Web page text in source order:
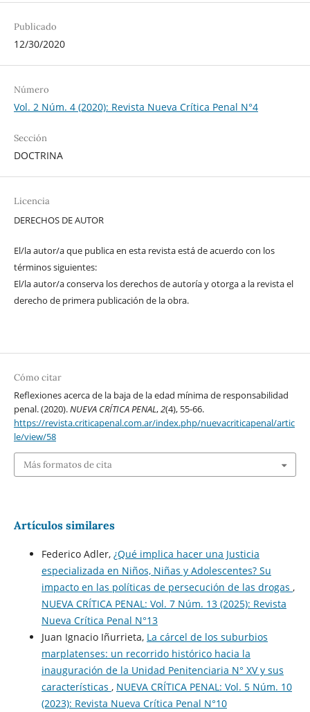
Publicado
12/30/2020
Número
Vol. 2 Núm. 4 (2020): Revista Nueva Crítica Penal N°4
Sección
DOCTRINA
Licencia
DERECHOS DE AUTOR
El/la autor/a que publica en esta revista está de acuerdo con los
términos siguientes:
El/la autor/a conserva los derechos de autoría y otorga a la revista el
derecho de primera publicación de la obra.
Cómo citar
Reflexiones acerca de la baja de la edad mínima de responsabilidad
penal. (2020).NUEVA CRÍTICA PENAL,2(4), 55-66.
https://revista.criticapenal.com.ar/index.php/nuevacriticapenal/artic
le/view/58
Más formatos de cita
Artículos similares
Federico Adler, ¿Qué implica hacer una Justicia
especializada en Niños, Niñas y Adolescentes? Su
impacto en las políticas de persecución de las drogas ,
NUEVA CRÍTICA PENAL: Vol. 7 Núm. 13 (2025): Revista
Nueva Crí­tica Penal N°13
Juan Ignacio Iñurrieta, La cárcel de los suburbios
marplatenses: un recorrido histórico hacia la
inauguración de la Unidad Penitenciaria N° XV y sus
características , NUEVA CRÍTICA PENAL: Vol. 5 Núm. 10
(2023): Revista Nueva Crí­tica Penal N°10